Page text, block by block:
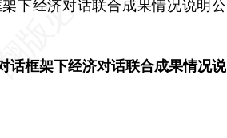
下经济对话联合成果情况说明公
话框架下经济对话联合成果情况说